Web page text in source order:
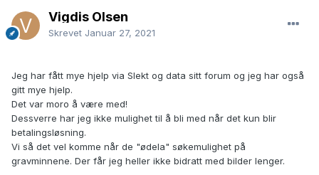
Vigdis Olsen
Skrevet Januar 27, 2021
Jeg har fått mye hjelp via Slekt og data sitt forum og jeg har også
gitt mye hjelp.
Det var moro å være med!
Dessverre har jeg ikke mulighet til å bli med når det kun blir
betalingsløsning.
Vi så det vel komme når de "ødela" søkemulighet på
gravminnene. Der får jeg heller ikke bidratt med bilder lenger.